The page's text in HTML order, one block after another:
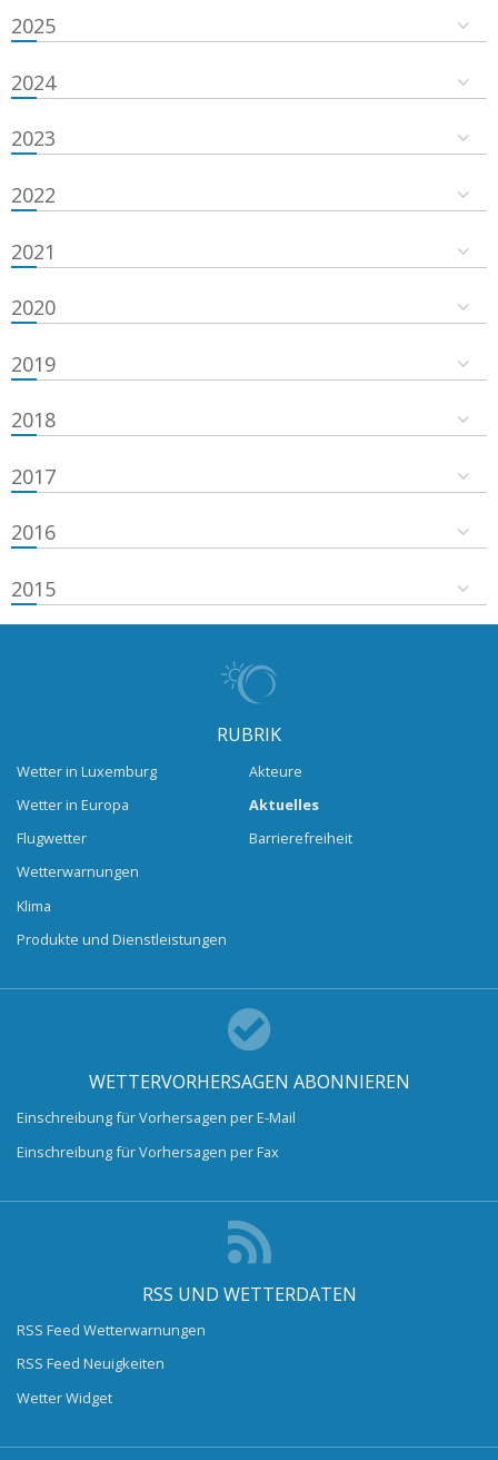
2025
2024
2023
2022
2021
2020
2019
2018
2017
2016
2015
RUBRIK
Wetter in Luxemburg
Wetter in Europa
Flugwetter
Wetterwarnungen
Klima
Produkte und Dienstleistungen
Akteure
Aktuelles
Barrierefreiheit
WETTERVORHERSAGEN ABONNIEREN
Einschreibung für Vorhersagen per E-Mail
Einschreibung für Vorhersagen per Fax
RSS UND WETTERDATEN
RSS Feed Wetterwarnungen
RSS Feed Neuigkeiten
Wetter Widget